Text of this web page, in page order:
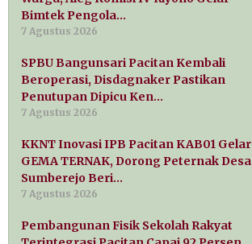
Bimtek Pengola…
7 Agustus 2026
SPBU Bangunsari Pacitan Kembali
Beroperasi, Disdagnaker Pastikan
Penutupan Dipicu Ken…
7 Agustus 2026
KKNT Inovasi IPB Pacitan KAB01 Gelar
GEMA TERNAK, Dorong Peternak Desa
Sumberejo Beri…
7 Agustus 2026
Pembangunan Fisik Sekolah Rakyat